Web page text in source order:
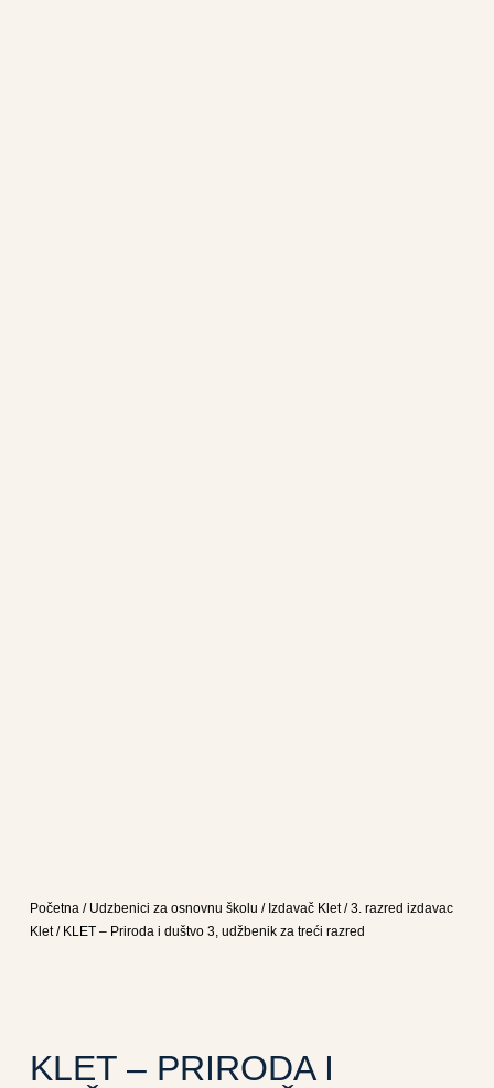
Početna/ Udzbenici za osnovnu školu / Izdavač Klet/3. razred izdavac
Klet/ KLET – Priroda i duštvo 3, udžbenik za treći razred
KLET – PRIRODA I